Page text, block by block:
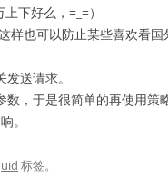
下好么，=_=）
样也可以防止某些喜欢看国
送请求。
数，于是很简单的再使用
。
标签。